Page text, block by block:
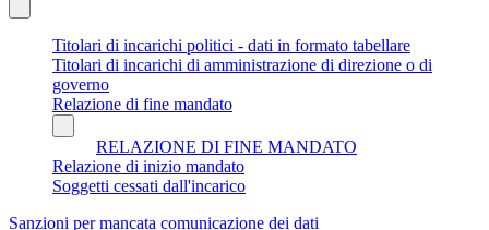
Titolari di incarichi politici - dati in formato tabellare
Titolari di incarichi di amministrazione di direzione o di
governo
Relazione di fine mandato
RELAZIONE DI FINE MANDATO
Relazione di inizio mandato
Soggetti cessati dall'incarico
Sanzioni per mancata comunicazione dei dati